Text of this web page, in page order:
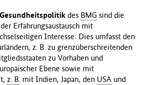
des BMG sind die
Erfahrungsaustausch mit
Interesse: Dies umfasst den
z. B. zu grenzüberschreitenden
zu Vorhaben und
Ebene sowie mit
z. B. mit Indien, Japan, den USA und